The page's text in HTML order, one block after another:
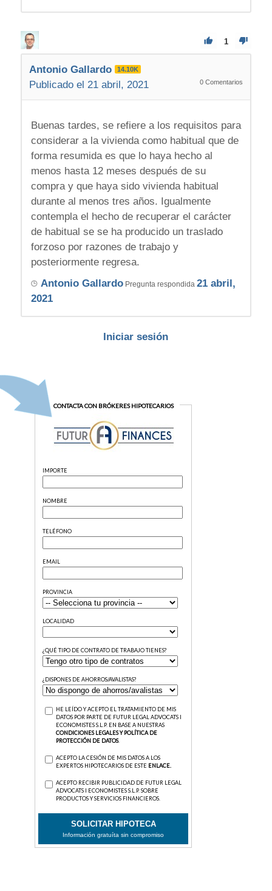
1
Antonio Gallardo 14.10K
Publicado el 21 abril, 2021 0 Comentarios
Buenas tardes, se refiere a los requisitos para
considerar a la vivienda como habitual que de
forma resumida es que lo haya hecho al
menos hasta 12 meses después de su
compra y que haya sido vivienda habitual
durante al menos tres años. Igualmente
contempla el hecho de recuperar el carácter
de habitual se se ha producido un traslado
forzoso por razones de trabajo y
posteriormente regresa.
Antonio GallardoPregunta respondida 21 abril,
2021
Iniciar sesión